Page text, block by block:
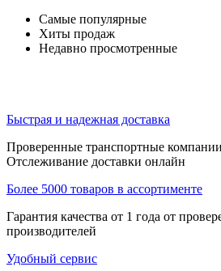
Самые популярные
Хиты продаж
Недавно просмотренные
Быстрая и надежная доставка
Проверенные транспортные
Отслеживание доставки онлайн
Более 5000 товаров в ассортименте
Гарантия качества от 1 года от
производителей
Удобный сервис